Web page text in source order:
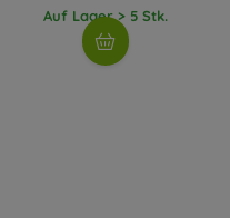
Auf Lager > 5 Stk.